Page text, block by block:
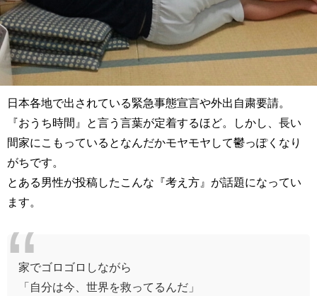
日本各地で出されている緊急事態宣言や外出自粛要請。
『おうち時間』と言う言葉が定着するほど。しかし、長い
間家にこもっているとなんだかモヤモヤして鬱っぽくなり
がちです。
とある男性が投稿したこんな『考え方』が話題になってい
ます。
家でゴロゴロしながら
「自分は今、世界を救ってるんだ」